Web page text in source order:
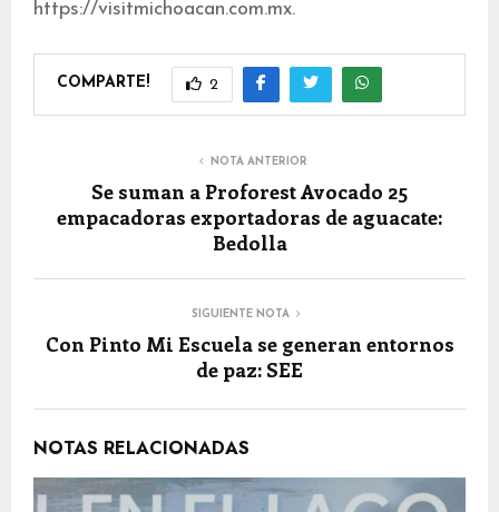
https://visitmichoacan.com.mx.
COMPARTE! 2
NOTA ANTERIOR
Se suman a Proforest Avocado 25
empacadoras exportadoras de aguacate:
Bedolla
SIGUIENTE NOTA
Con Pinto Mi Escuela se generan entornos
de paz: SEE
NOTAS RELACIONADAS